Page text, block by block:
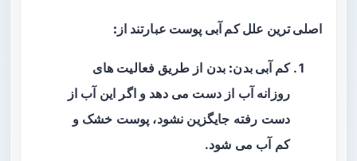
اصلی ترین علل کم آبی پوست عبارتند از:
کم‌ آبی بدن: بدن از طریق فعالیت‌ های
روزانه آب از دست می‌ دهد و اگر این آب از
دست رفته جایگزین نشود، پوست خشک و
کم‌ آب می‌ شود.